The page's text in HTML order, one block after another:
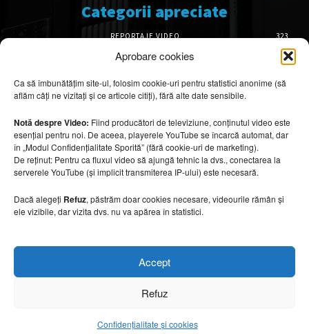
Aprobare cookies
Ca să îmbunătățim site-ul, folosim cookie-uri pentru statistici anonime (să
aflăm câți ne vizitați și ce articole citiți), fără alte date sensibile.
Notă despre Video: Fiind producători de televiziune, conținutul video este
esențial pentru noi. De aceea, playerele YouTube se încarcă automat, dar
în „Modul Confidențialitate Sporită” (fără cookie-uri de marketing).
De reținut: Pentru ca fluxul video să ajungă tehnic la dvs., conectarea la
serverele YouTube (și implicit transmiterea IP-ului) este necesară.
Dacă alegeți Refuz, păstrăm doar cookies necesare, videourile rămân și
ele vizibile, dar vizita dvs. nu va apărea în statistici.
Accept
Refuz
Confidențialitate și cookies
Categorii apreciate
REPORTAJE VIDEO
323
AMENAJĂRI INTERIOARE
126
DESIGN INTERIOR
64
ARHITECTURĂ & DESIGN
OPINII & ANALIZE
43
Articole recomandate
Secretele construirii bungalourilor
6 august 2026
Cum amenajezi curtea pentru seri de vară